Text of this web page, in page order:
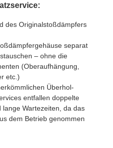
des Originalstoßdämpfers
separat
– ohne die
(Oberaufhängung,
etc.)
Überhol-
entfallen doppelte
lange Wartezeiten, da das
dem Betrieb genommen